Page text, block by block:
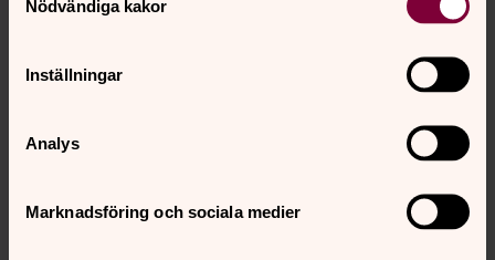
Nödvändiga kakor
Inställningar
Analys
Marknadsföring och sociala medier
Senast ändrad 22 januari 2026
Synpunkter eller frågor på sidans
vaxjo.pastorat@svenskakyrkan.se